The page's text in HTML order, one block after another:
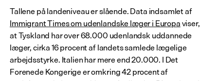
Tallene på landeniveau er slående. Data indsamlet af
Immigrant Times om udenlandske læger i Europa viser,
at Tyskland har over 68.000 udenlandsk uddannede
læger, cirka 16 procent af landets samlede lægelige
arbejdsstyrke. Italien har mere end 20.000. I Det
Forenede Kongerige er omkring 42 procent af